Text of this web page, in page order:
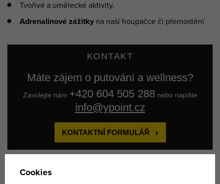
Tvořivé a umělecké aktivity,
Adrenalinové zážitky na naší houpačce či přemostění
KONTAKT
Máte zájem o putování a wellness?
Zavolejte nám +420 604 505 288nebo napište
info@ypoint.cz
KONTAKTNÍ FORMULÁŘ